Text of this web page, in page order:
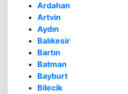
Ardahan
Artvin
Aydın
Balıkesir
Bartın
Batman
Bayburt
Bilecik